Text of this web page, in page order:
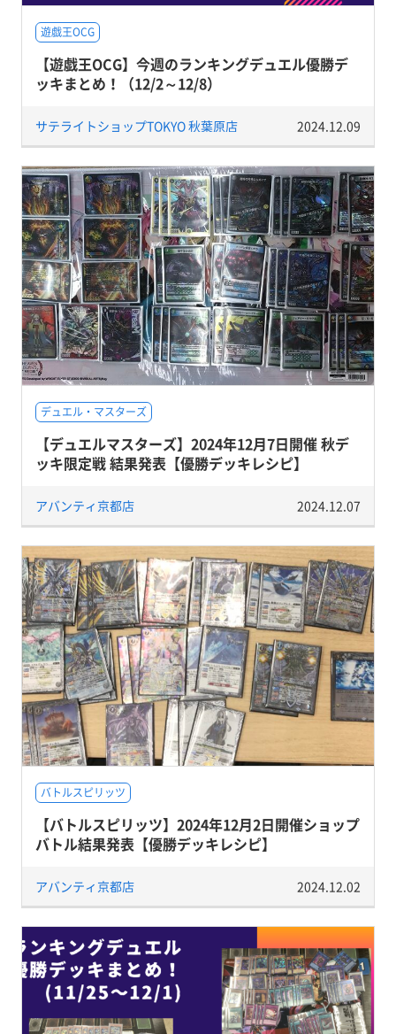
遊戯王OCG
【遊戯王OCG】今週のランキングデュエル優勝デ
ッキまとめ！（12/2～12/8）
サテライトショップTOKYO 秋葉原店 2024.12.09
デュエル・マスターズ
【デュエルマスターズ】2024年12月7日開催 秋デ
ッキ限定戦 結果発表【優勝デッキレシピ】
アバンティ京都店 2024.12.07
バトルスピリッツ
【バトルスピリッツ】2024年12月2日開催ショップ
バトル結果発表【優勝デッキレシピ】
アバンティ京都店 2024.12.02